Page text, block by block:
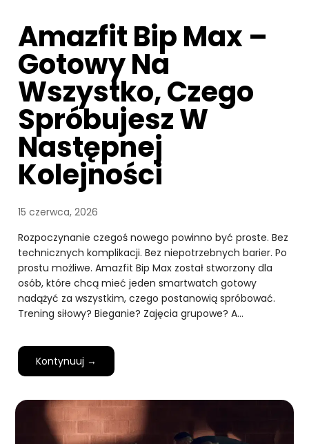
Amazfit Bip Max –
Gotowy Na
Wszystko, Czego
Spróbujesz W
Następnej
Kolejności
15 czerwca, 2026
Rozpoczynanie czegoś nowego powinno być proste. Bez
technicznych komplikacji. Bez niepotrzebnych barier. Po
prostu możliwe. Amazfit Bip Max został stworzony dla
osób, które chcą mieć jeden smartwatch gotowy
nadążyć za wszystkim, czego postanowią spróbować.
Trening siłowy? Bieganie? Zajęcia grupowe? A…
Kontynuuj →